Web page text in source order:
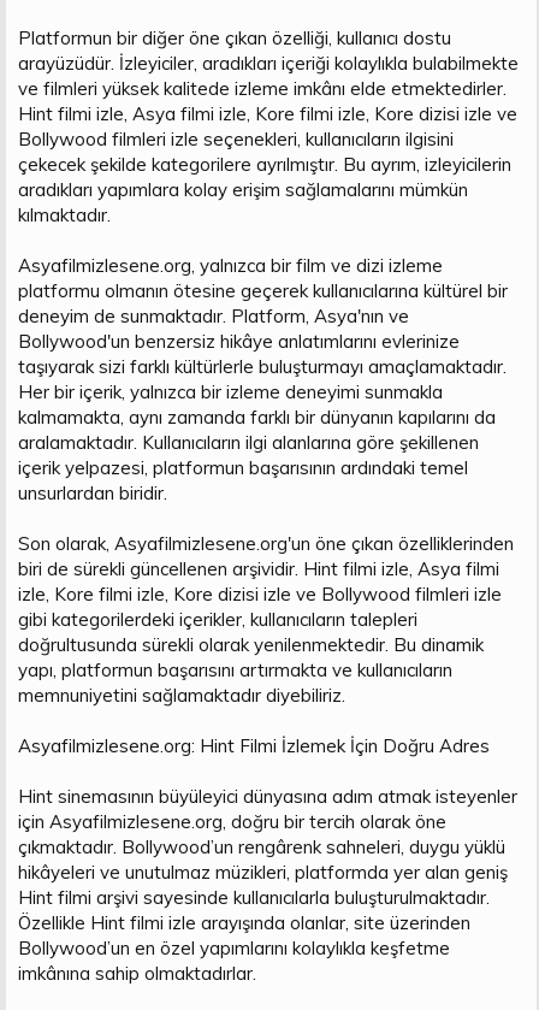
Platformun bir diğer öne çıkan özelliği, kullanıcı dostu
arayüzüdür. İzleyiciler, aradıkları içeriği kolaylıkla bulabilmekte
ve filmleri yüksek kalitede izleme imkânı elde etmektedirler.
Hint filmi izle, Asya filmi izle, Kore filmi izle, Kore dizisi izle ve
Bollywood filmleri izle seçenekleri, kullanıcıların ilgisini
çekecek şekilde kategorilere ayrılmıştır. Bu ayrım, izleyicilerin
aradıkları yapımlara kolay erişim sağlamalarını mümkün
kılmaktadır.
Asyafilmizlesene.org, yalnızca bir film ve dizi izleme
platformu olmanın ötesine geçerek kullanıcılarına kültürel bir
deneyim de sunmaktadır. Platform, Asya'nın ve
Bollywood'un benzersiz hikâye anlatımlarını evlerinize
taşıyarak sizi farklı kültürlerle buluşturmayı amaçlamaktadır.
Her bir içerik, yalnızca bir izleme deneyimi sunmakla
kalmamakta, aynı zamanda farklı bir dünyanın kapılarını da
aralamaktadır. Kullanıcıların ilgi alanlarına göre şekillenen
içerik yelpazesi, platformun başarısının ardındaki temel
unsurlardan biridir.
Son olarak, Asyafilmizlesene.org'un öne çıkan özelliklerinden
biri de sürekli güncellenen arşividir. Hint filmi izle, Asya filmi
izle, Kore filmi izle, Kore dizisi izle ve Bollywood filmleri izle
gibi kategorilerdeki içerikler, kullanıcıların talepleri
doğrultusunda sürekli olarak yenilenmektedir. Bu dinamik
yapı, platformun başarısını artırmakta ve kullanıcıların
memnuniyetini sağlamaktadır diyebiliriz.
Asyafilmizlesene.org: Hint Filmi İzlemek İçin Doğru Adres
Hint sinemasının büyüleyici dünyasına adım atmak isteyenler
için Asyafilmizlesene.org, doğru bir tercih olarak öne
çıkmaktadır. Bollywood’un rengârenk sahneleri, duygu yüklü
hikâyeleri ve unutulmaz müzikleri, platformda yer alan geniş
Hint filmi arşivi sayesinde kullanıcılarla buluşturulmaktadır.
Özellikle Hint filmi izle arayışında olanlar, site üzerinden
Bollywood’un en özel yapımlarını kolaylıkla keşfetme
imkânına sahip olmaktadırlar.